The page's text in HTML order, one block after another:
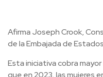
Afirma Joseph Crook,
de la Embajada de
Esta iniciativa cobra
que en 2023, las mujeres